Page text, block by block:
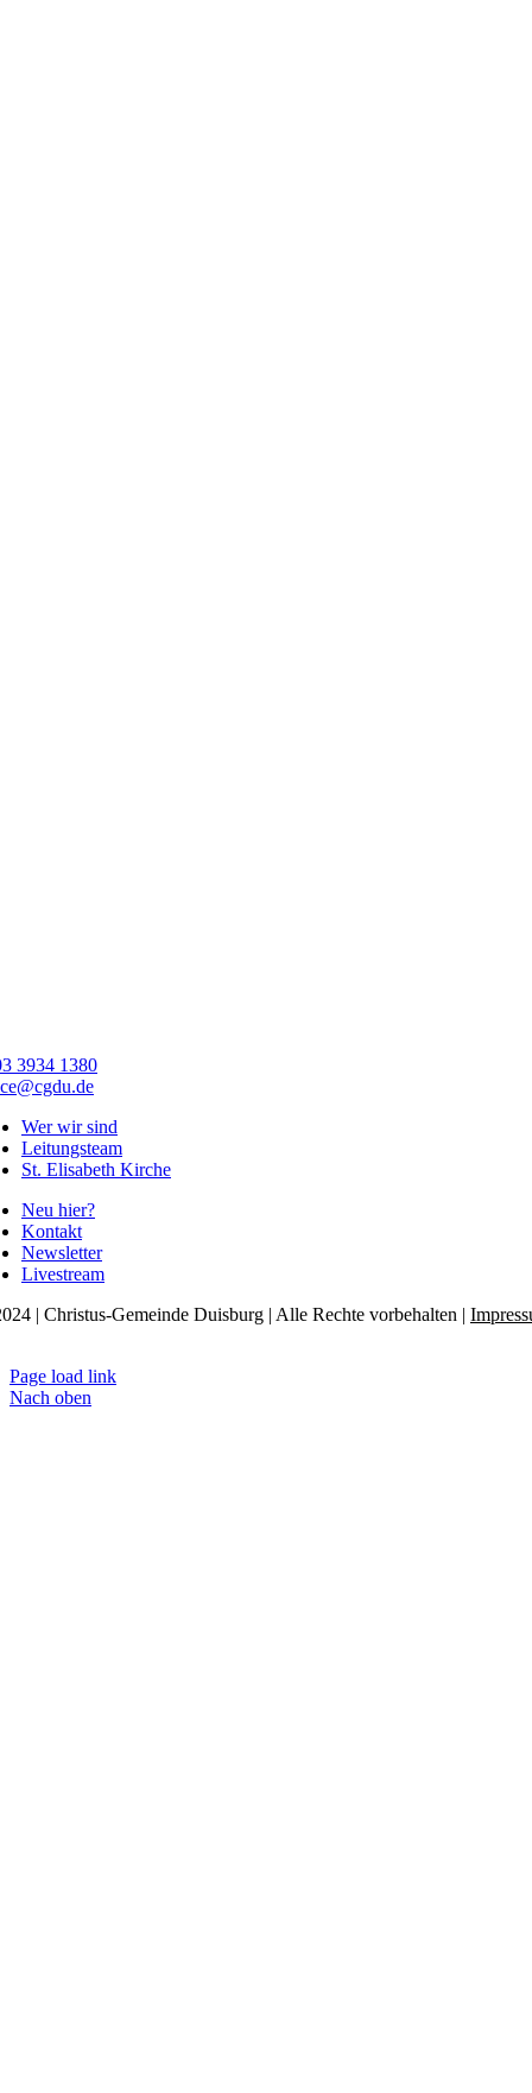
3934 1380
Wer wir sind
Leitungsteam
St. Elisabeth Kirche
Neu hier?
Kontakt
Newsletter
Livestream
| Christus-Gemeinde Duisburg | Alle Rechte vorbehalten |
Page load link
Nach oben